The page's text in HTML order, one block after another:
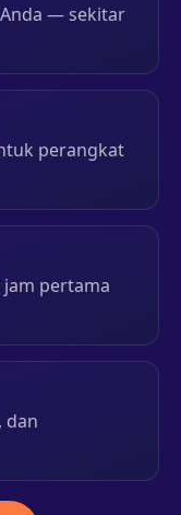
— sekitar
perangkat
jam pertama
dan